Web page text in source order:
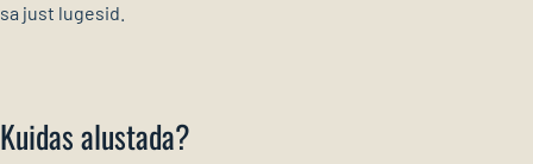
sa just lugesid.
Kuidas alustada?